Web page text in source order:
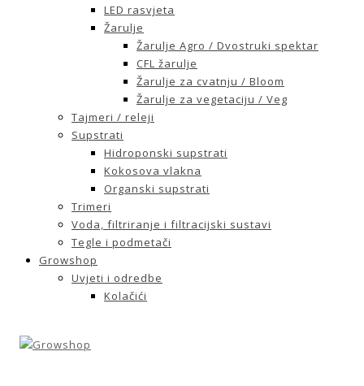
LED rasvjeta
Žarulje
Žarulje Agro / Dvostruki spektar
CFL žarulje
Žarulje za cvatnju / Bloom
Žarulje za vegetaciju / Veg
Tajmeri / releji
Supstrati
Hidroponski supstrati
Kokosova vlakna
Organski supstrati
Trimeri
Voda, filtriranje i filtracijski sustavi
Tegle i podmetači
Growshop
Uvjeti i odredbe
Kolačići